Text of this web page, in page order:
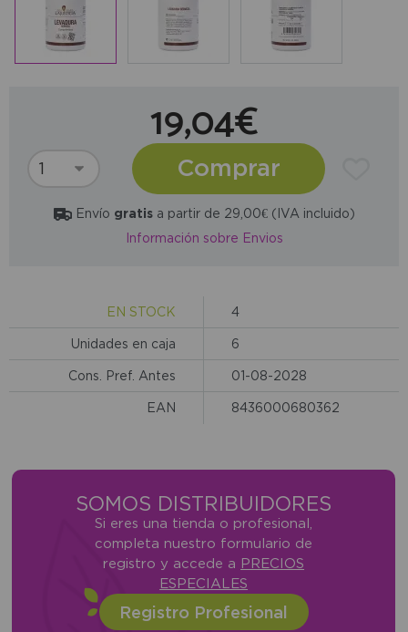
19,04€
Comprar
Envío gratisa partir de 29,00€ (IVA incluido)
Información sobre Envios
EN STOCK 4
Unidades en caja 6
Cons. Pref. Antes 01-08-2028
EAN 8436000680362
SOMOS DISTRIBUIDORES
Si eres una tienda o profesional,
completa nuestro formulario de
registro y accede a PRECIOS
ESPECIALES
Registro Profesional